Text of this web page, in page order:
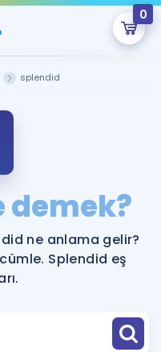
0
Boş.
onlarca eğitim seni
splendid
demek?
ne anlama gelir?
Splendid eş